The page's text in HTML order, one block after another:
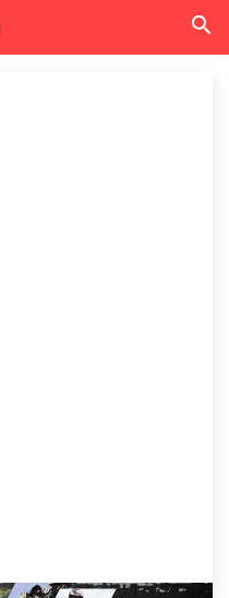
search